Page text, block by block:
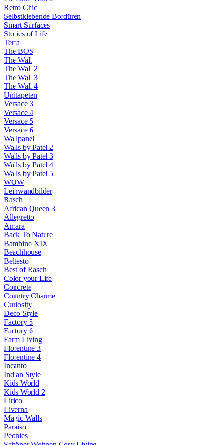
Retro Chic
Selbstklebende Bordüren
Smart Surfaces
Stories of Life
Terra
The BOS
The Wall
The Wall 2
The Wall 3
The Wall 4
Unitapeten
Versace 3
Versace 4
Versace 5
Versace 6
Wallpanel
Walls by Patel 2
Walls by Patel 3
Walls by Patel 4
Walls by Patel 5
WOW
Leinwandbilder
Rasch
African Queen 3
Allegretto
Amara
Back To Nature
Bambino XIX
Beachhouse
Beltesto
Best of Rasch
Color your Life
Concrete
Country Charme
Curiosity
Deco Style
Factory 5
Factory 6
Farm Living
Florentine 3
Florentine 4
Incanto
Indian Style
Kids World
Kids World 2
Lirico
Liverna
Magic Walls
Paraiso
Peonies